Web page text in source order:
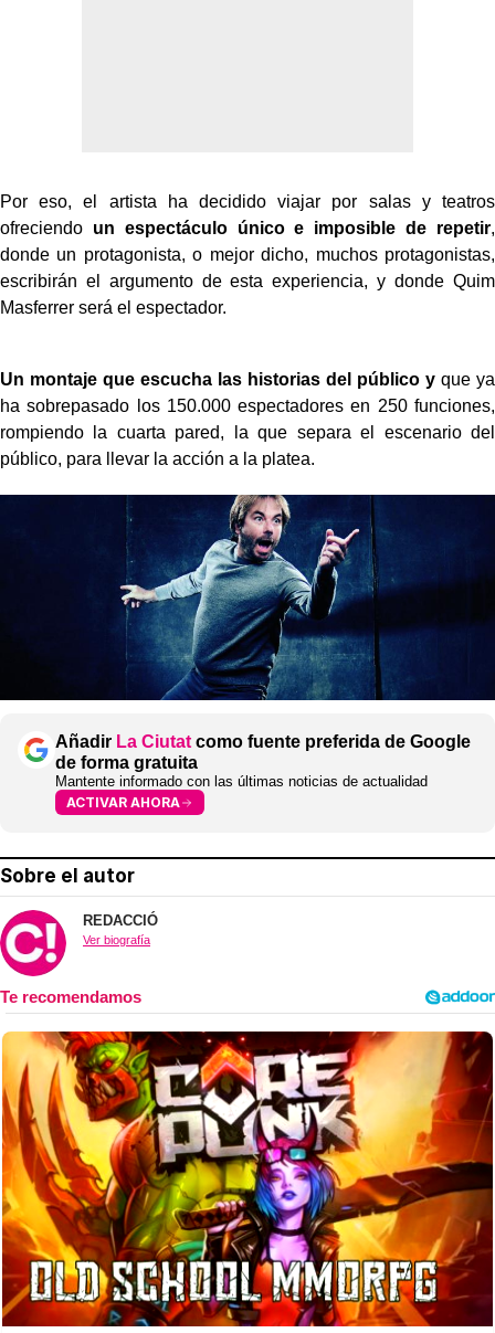
Por eso, el artista ha decidido viajar por salas y teatros
ofreciendo un espectáculo único e imposible de repetir,
donde un protagonista, o mejor dicho, muchos protagonistas,
escribirán el argumento de esta experiencia, y donde Quim
Masferrer será el espectador.
Un montaje que escucha las historias del público yque ya
ha sobrepasado los 150.000 espectadores en 250 funciones,
rompiendo la cuarta pared, la que separa el escenario del
público, para llevar la acción a la platea.
Añadir La Ciutat como fuente preferida de Google
de forma gratuita
Mantente informado con las últimas noticias de actualidad
ACTIVAR AHORA
Sobre el autor
REDACCIÓ
Ver biografía